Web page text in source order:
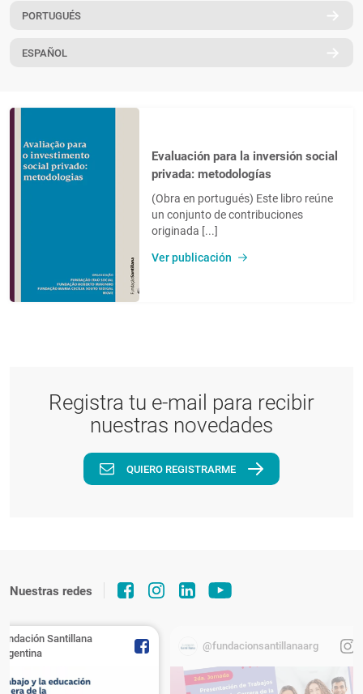
PT
PORTUGUÉS
ESPAÑOL
Evaluación para la inversión social
privada: metodologías
(Obra en portugués) Este libro reúne
un conjunto de contribuciones
originada [...]
Ver publicación
Registra tu e-mail para recibir
nuestras novedades
QUIERO REGISTRARME
Nuestras redes
Santillana
@fundacionsantillanaarg